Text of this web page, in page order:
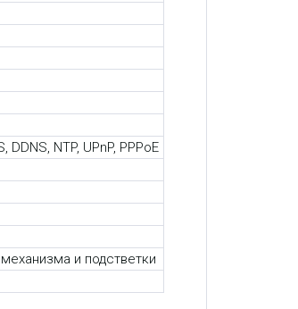
DDNS, NTP, UPnP, PPPoE
и подстветки